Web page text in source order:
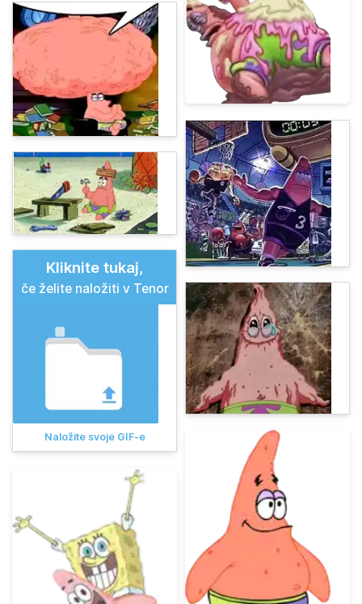
Kliknite tukaj,
če želite naložiti v Tenor
Naložite svoje GIF-e